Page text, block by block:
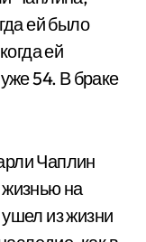
ей было
ей
54. В браке
Чаплин
на
из жизни